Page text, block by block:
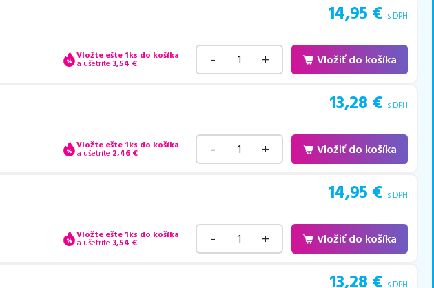
14,95 € s DPH
Vložte ešte 1ks do košíka
a ušetríte 3,54 € - + Vložiť do košíka
13,28 € s DPH
Vložte ešte 1ks do košíka
a ušetríte 2,46 € - + Vložiť do košíka
14,95 € s DPH
Vložte ešte 1ks do košíka
a ušetríte 3,54 € - + Vložiť do košíka
13,28 € s DPH